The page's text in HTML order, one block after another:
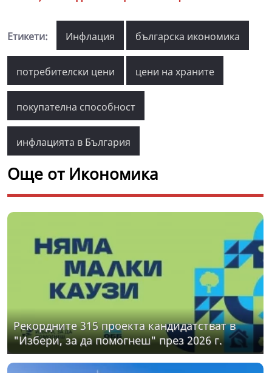
Етикети: Инфлация българска икономика
потребителски цени цени на храните
покупателна способност
инфлацията в България
Още от Икономика
Рекордните 315 проекта кандидатстват в
"Избери, за да помогнеш" през 2026 г.